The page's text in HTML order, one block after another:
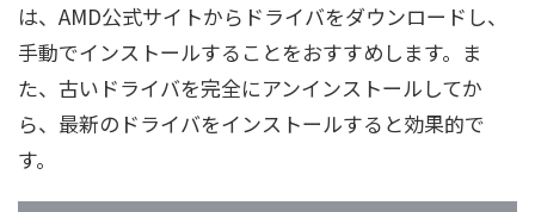
は、AMD公式サイトからドライバをダウンロードし、
手動でインストールすることをおすすめします。ま
た、古いドライバを完全にアンインストールしてか
ら、最新のドライバをインストールすると効果的で
す。